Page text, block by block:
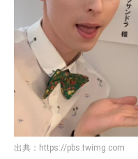
出典： https://pbs.twimg.com